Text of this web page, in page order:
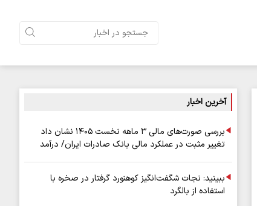
آخرین اخبار
بررسی صورت‌های مالی ۳ ماهه نخست ۱۴۰۵ نشان داد
تغییر مثبت در عملکرد مالی بانک صادرات ایران/ درآمد
ببینید: نجات شگفت‌انگیز کوهنورد گرفتار در صخره با
استفاده از بالگرد